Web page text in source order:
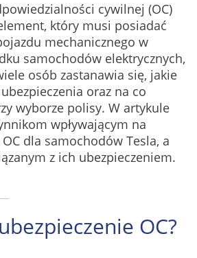
cywilnej (OC)
który musi posiadać
mechanicznego w
samochodów elektrycznych,
osób zastanawia się, jakie
oraz na co
wyborze polisy. W artykule
wpływającym na
dla samochodów Tesla, a
z ich ubezpieczeniem.
OC?